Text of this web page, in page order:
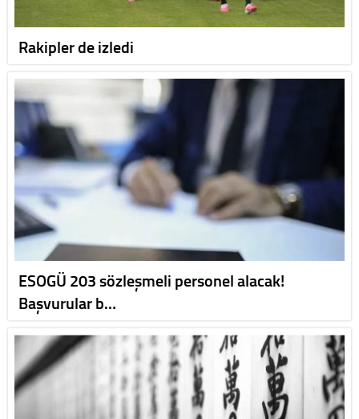
Rakipler de izledi
ESOGÜ 203 sözleşmeli personel alacak!
Başvurular b…